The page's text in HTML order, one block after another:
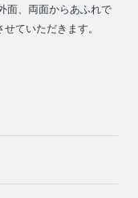
面、両面からあふれで
ていただきます。